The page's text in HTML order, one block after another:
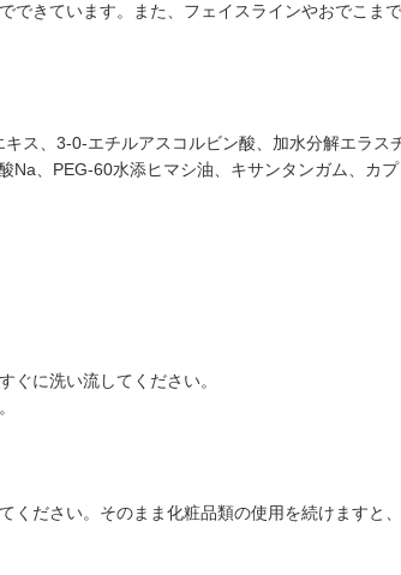
きています。また、フェイスラインやおでこま
ス、3-0-エチルアスコルビン酸、加水分解エラス
、PEG-60水添ヒマシ油、キサンタンガム、カ
ぐに洗い流してください。
ください。そのまま化粧品類の使用を続けます